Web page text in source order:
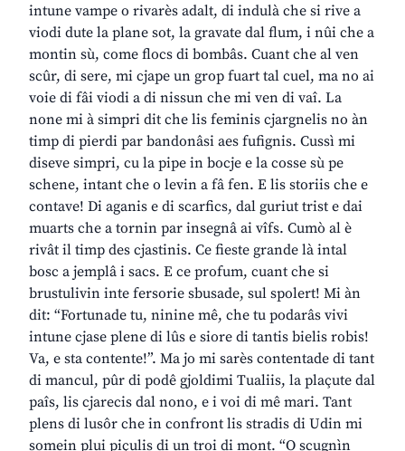
intune vampe o rivarès adalt, di indulà che si rive a
viodi dute la plane sot, la gravate dal flum, i nûi che a
montin sù, come flocs di bombâs. Cuant che al ven
scûr, di sere, mi cjape un grop fuart tal cuel, ma no ai
voie di fâi viodi a di nissun che mi ven di vaî. La
none mi à simpri dit che lis feminis cjargnelis no àn
timp di pierdi par bandonâsi aes fufignis. Cussì mi
diseve simpri, cu la pipe in bocje e la cosse sù pe
schene, intant che o levin a fâ fen. E lis storiis che e
contave! Di aganis e di scarfics, dal guriut trist e dai
muarts che a tornin par insegnâ ai vîfs. Cumò al è
rivât il timp des cjastinis. Ce fieste grande là intal
bosc a jemplâ i sacs. E ce profum, cuant che si
brustulivin inte fersorie sbusade, sul spolert! Mi àn
dit: “Fortunade tu, ninine mê, che tu podarâs vivi
intune cjase plene di lûs e siore di tantis bielis robis!
Va, e sta contente!”. Ma jo mi sarès contentade di tant
di mancul, pûr di podê gjoldimi Tualiis, la plaçute dal
paîs, lis cjarecis dal nono, e i voi di mê mari. Tant
plens di lusôr che in confront lis stradis di Udin mi
somein plui piçulis di un troi di mont. “O scugnìn